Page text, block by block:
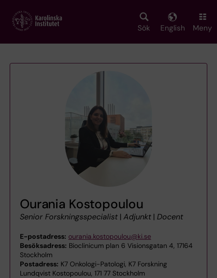
main
Sök English Meny
Ourania Kostopoulou
Senior Forskningsspecialist | Adjunkt | Docent
E-postadress: ourania.kostopoulou@ki.se
Besöksadress: Bioclinicum plan 6 Visionsgatan 4, 17164
Stockholm
Postadress: K7 Onkologi-Patologi, K7 Forskning
Lundqvist Kostopoulou, 171 77 Stockholm